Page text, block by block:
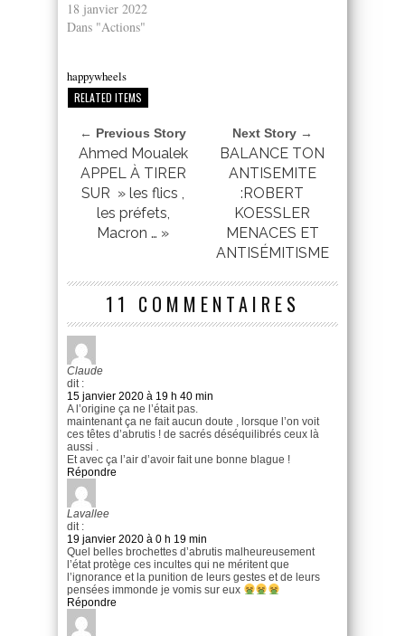
18 janvier 2022
Dans "Actions"
happywheels
RELATED ITEMS
← Previous Story
Ahmed Moualek
APPEL À TIRER
SUR » les flics ,
les préfets,
Macron … »
Next Story →
BALANCE TON
ANTISEMITE
:ROBERT
KOESSLER
MENACES ET
ANTISÉMITISME
11 COMMENTAIRES
Claude
dit :
15 janvier 2020 à 19 h 40 min
A l’origine ça ne l’était pas.
maintenant ça ne fait aucun doute , lorsque l’on voit
ces têtes d’abrutis ! de sacrés déséquilibrés ceux là
aussi .
Et avec ça l’air d’avoir fait une bonne blague !
Répondre
Lavallee
dit :
19 janvier 2020 à 0 h 19 min
Quel belles brochettes d’abrutis malheureusement
l’état protège ces incultes qui ne méritent que
l’ignorance et la punition de leurs gestes et de leurs
pensées immonde je vomis sur eux
Répondre